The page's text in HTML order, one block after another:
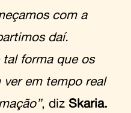
com a
daí.
forma que os
em tempo real
, diz Skaria.